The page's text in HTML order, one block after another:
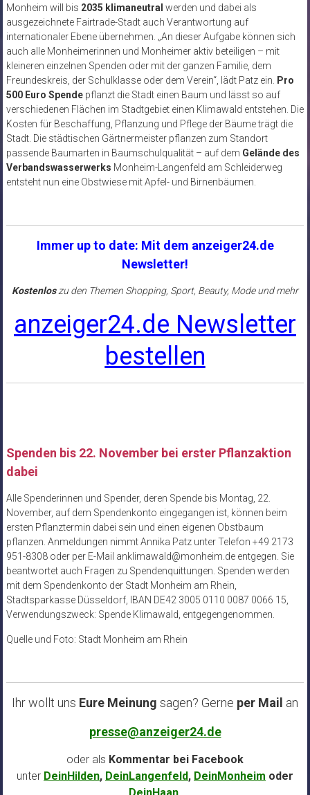
Monheim will bis 2035 klimaneutral werden und dabei als
ausgezeichnete Fairtrade-Stadt auch Verantwortung auf
internationaler Ebene übernehmen. „An dieser Aufgabe können sich
auch alle Monheimerinnen und Monheimer aktiv beteiligen – mit
kleineren einzelnen Spenden oder mit der ganzen Familie, dem
Freundeskreis, der Schulklasse oder dem Verein“, lädt Patz ein.
Pro
500 Euro Spendepflanzt die Stadt einen Baum und lässt so auf
verschiedenen Flächen im Stadtgebiet einen Klimawald entstehen. Die
Kosten für Beschaffung, Pflanzung und Pflege der Bäume trägt die
Stadt. Die städtischen Gärtnermeister pflanzen zum Standort
passende Baumarten in Baumschulqualität – auf dem Gelände des
Verbandswasserwerks Monheim-Langenfeld am Schleiderweg
entsteht nun eine Obstwiese mit Apfel- und Birnenbäumen.
Immer up to date: Mit dem anzeiger24.de
Newsletter!
Kostenloszu den Themen Shopping, Sport, Beauty, Mode und mehr
anzeiger24.de Newsletter
bestellen
Spenden bis 22. November bei erster Pflanzaktion
dabei
Alle Spenderinnen und Spender, deren Spende bis Montag, 22.
November, auf dem Spendenkonto eingegangen ist, können beim
ersten Pflanztermin dabei sein und einen eigenen Obstbaum
pflanzen. Anmeldungen nimmt Annika Patz unter Telefon +49 2173
951-8308 oder per E-Mail anklimawald@monheim.de entgegen. Sie
beantwortet auch Fragen zu Spendenquittungen. Spenden werden
mit dem Spendenkonto der Stadt Monheim am Rhein,
Stadtsparkasse Düsseldorf, IBAN DE42 3005 0110 0087 0066 15,
Verwendungszweck: Spende Klimawald, entgegengenommen.
Quelle und Foto: Stadt Monheim am Rhein
Ihr wollt uns Eure Meinung sagen? Gerne per Mail an
presse@anzeiger24.de
oder als Kommentar bei Facebook
unter DeinHilden, DeinLangenfeld, DeinMonheim oder